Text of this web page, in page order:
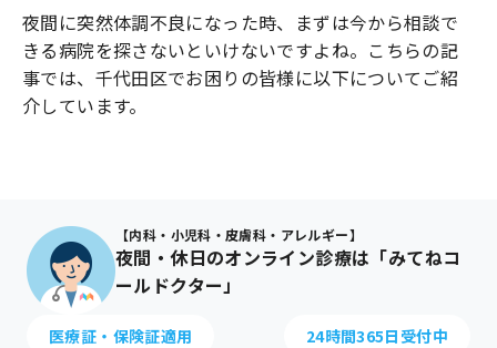
夜間に突然体調不良になった時、まずは今から相談で
きる病院を探さないといけないですよね。こちらの記
事では、 千代田区でお困りの皆様に以下についてご紹
介しています。
【内科・小児科・皮膚科・アレルギー】
夜間・休日のオンライン診療は「みてねコ
ールドクター」
医療証・保険証適用 24時間365日受付中